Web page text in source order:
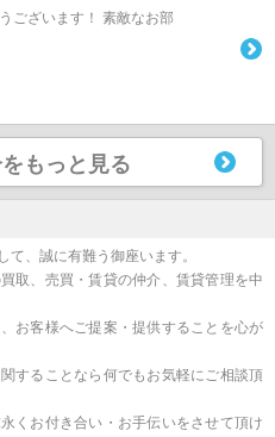
ございます！ 素敵なお部
もっと見る
、誠に有難う御座います。
取、売買・賃貸の仲介、賃貸管理を中
お客様へご提案・提供することを心が
することなら何でもお気軽にご相談頂
くお付き合い・お手伝いをさせて頂け